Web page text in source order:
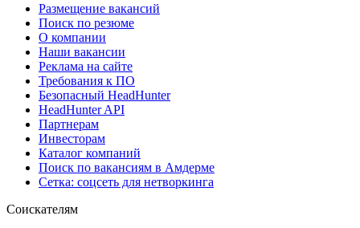
Размещение вакансий
Поиск по резюме
О компании
Наши вакансии
Реклама на сайте
Требования к ПО
Безопасный HeadHunter
HeadHunter API
Партнерам
Инвесторам
Каталог компаний
Поиск по вакансиям в Амдерме
Сетка: соцсеть для нетворкинга
Соискателям